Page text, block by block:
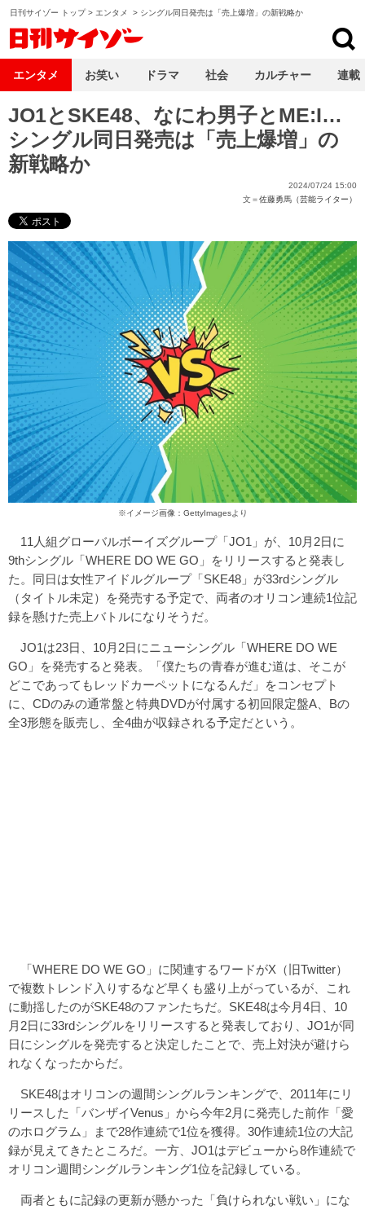
日刊サイゾー トップ> エンタメ > シングル同日発売は「売上爆増」の新戦略か
JO1とSKE48、なにわ男子とME:I…
シングル同日発売は「売上爆増」の
新戦略か
2024/07/24 15:00
文＝佐藤勇馬（芸能ライター）
※イメージ画像：GettyImagesより
11人組グローバルボーイズグループ「JO1」が、10月2日に
9thシングル「WHERE DO WE GO」をリリースすると発表し
た。同日は女性アイドルグループ「SKE48」が33rdシングル
（タイトル未定）を発売する予定で、両者のオリコン連続1位記
録を懸けた売上バトルになりそうだ。
JO1は23日、10月2日にニューシングル「WHERE DO WE
GO」を発売すると発表。「僕たちの青春が進む道は、そこが
どこであってもレッドカーペットになるんだ」をコンセプト
に、CDのみの通常盤と特典DVDが付属する初回限定盤A、Bの
全3形態を販売し、全4曲が収録される予定だという。
「WHERE DO WE GO」に関連するワードがX（旧Twitter）
で複数トレンド入りするなど早くも盛り上がっているが、これ
に動揺したのがSKE48のファンたちだ。SKE48は今月4日、10
月2日に33rdシングルをリリースすると発表しており、JO1が同
日にシングルを発売すると決定したことで、売上対決が避けら
れなくなったからだ。
SKE48はオリコンの週間シングルランキングで、2011年にリ
リースした「バンザイVenus」から今年2月に発売した前作「愛
のホログラム」まで28作連続で1位を獲得。30作連続1位の大記
録が見えてきたところだ。一方、JO1はデビューから8作連続で
オリコン週間シングルランキング1位を記録している。
両者ともに記録の更新が懸かった「負けられない戦い」にな
エンタメ お笑い ドラマ 社会 カルチャー 連載